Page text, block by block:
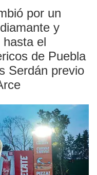
por un
y
el
de Puebla
Serdán previo